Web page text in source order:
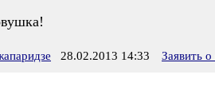
28.02.2013 14:33 Заявить